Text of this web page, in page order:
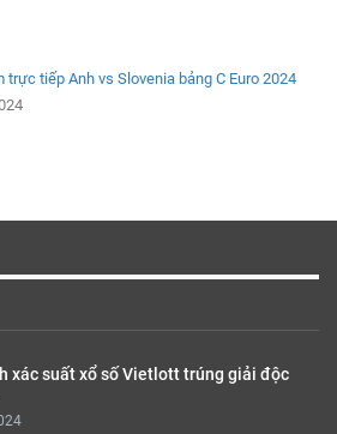
trực tiếp Anh vs Slovenia bảng C Euro 2024
xác suất xổ số Vietlott trúng giải độc